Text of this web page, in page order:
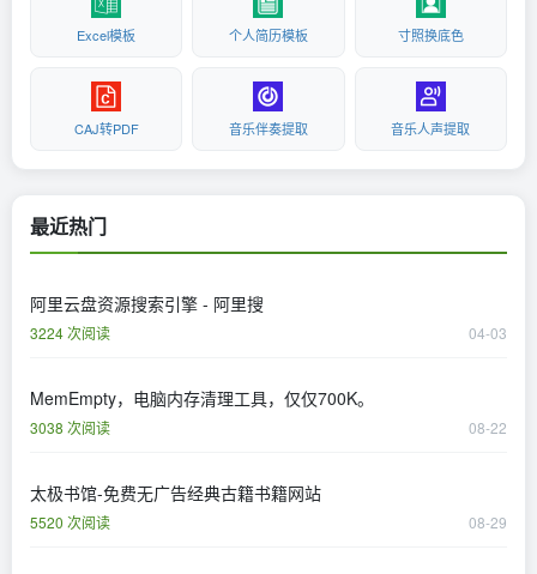
Excel模板 个人简历模板 寸照换底色
CAJ转PDF 音乐伴奏提取 音乐人声提取
最近热门
阿里云盘资源搜索引擎 - 阿里搜
3224 次阅读 04-03
MemEmpty，电脑内存清理工具，仅仅700K。
3038 次阅读 08-22
太极书馆-免费无广告经典古籍书籍网站
5520 次阅读 08-29